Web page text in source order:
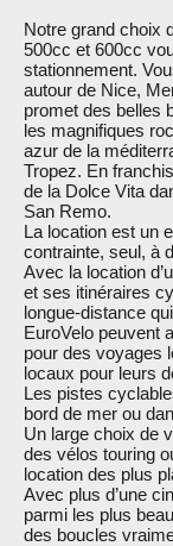
Notre grand choix
500cc et 600cc
stationnement.
autour de Nice,
promet des belles
les magnifiques
azur de la
Tropez. En
de la Dolce Vita
San Remo.
La location est un
contrainte, seul, à
Avec la location
et ses itinéraires
longue-distance
EuroVelo peuvent
pour des voyages
locaux pour leurs
Les pistes
bord de mer ou
Un large choix de
des vélos touring
location des plus
Avec plus d’une
parmi les plus
des boucles